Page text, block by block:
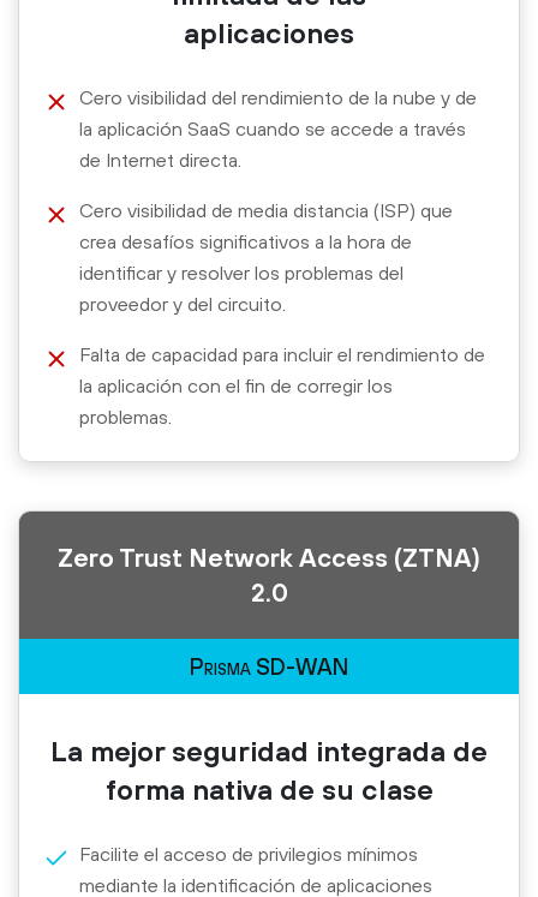
aplicaciones
Cero visibilidad del rendimiento de la nube y de
la aplicación SaaS cuando se accede a través
de Internet directa.
Cero visibilidad de media distancia (ISP) que
crea desafíos significativos a la hora de
identificar y resolver los problemas del
proveedor y del circuito.
Falta de capacidad para incluir el rendimiento de
la aplicación con el fin de corregir los
problemas.
Zero Trust Network Access (ZTNA)
2.0
Prisma SD-WAN
La mejor seguridad integrada de
forma nativa de su clase
Facilite el acceso de privilegios mínimos
mediante la identificación de aplicaciones